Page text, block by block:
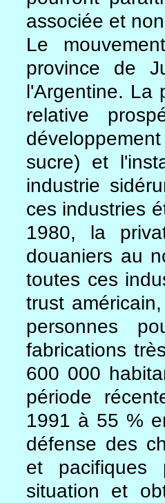
associée et
Le
province de
l'Argentine. La
relative
sucre) et
industrie
ces industries
1980, la
douaniers au
toutes ces
trust
personnes
fabrications
600 000
période
1991 à 55 %
défense des
et pacifiques
situation et